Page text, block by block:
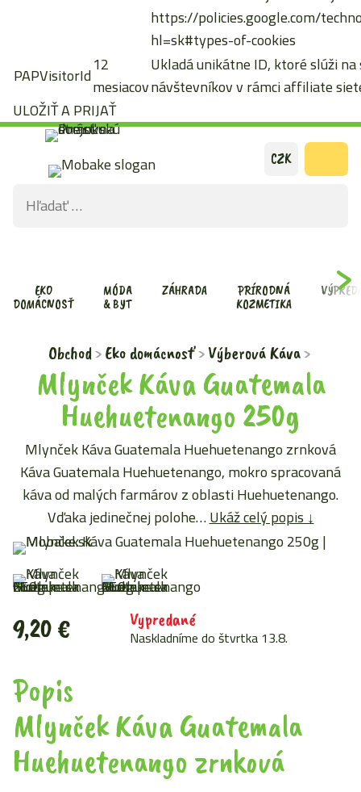
Preskočiť
obsah
EKO
DOMÁCNOSŤ
MÓDA
& BYT
ZÁHRADA
PRÍRODNÁ
KOZMETIKA
Hľadať:
CZK
Obchod Eko domácnosť Výberová Káva
Mlynček Káva Guatemala
Huehuetenango 250g
Mlynček Káva Guatemala Huehuetenango zrnková
Káva Guatemala Huehuetenango, mokro spracovaná
káva od malých farmárov z oblasti Huehuetenango.
Vďaka jedinečnej polohe…Ukáž celý popis ↓
9,20€ Vypredané
Naskladníme do štvrtka 13.8.
Popis
Mlynček Káva Guatemala
Huehuetenango zrnková
https://policies.google.com/
hl=sk#types-of-cookies
PAPVisitorId12
mesiacov
Ukladá unikátne ID, ktoré slúži
návštevníkov v rámci affiliate
ULOŽIŤ A PRIJAŤ